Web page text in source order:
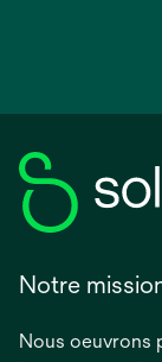
Notre
Nous oeuvrons